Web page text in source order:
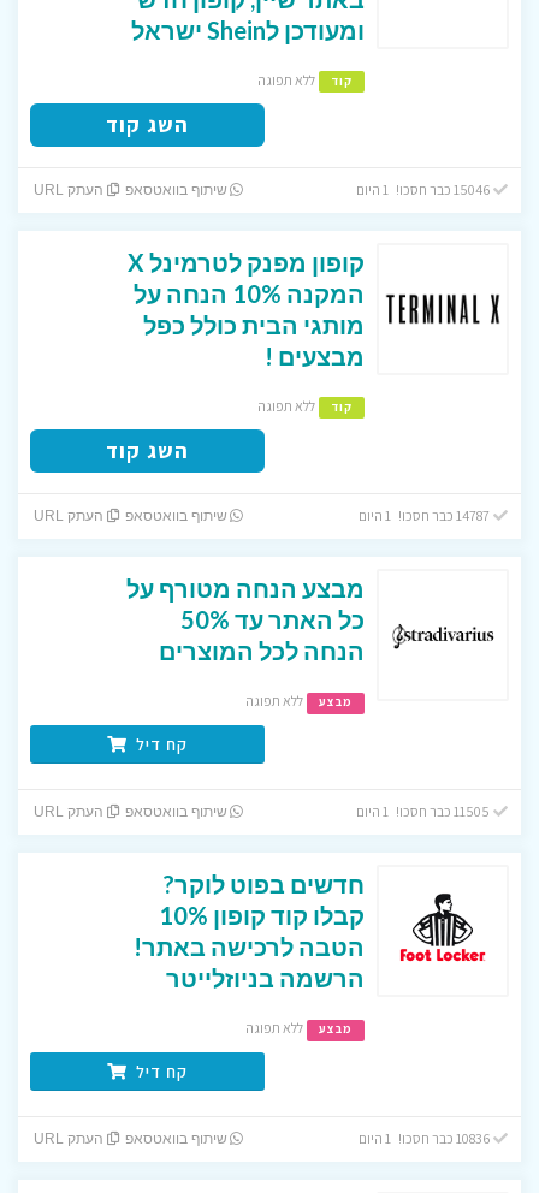
ומעודכן לShein ישראל
קוד ללא תפוגה
השג קוד
15046 כבר חסכו! 1 היום שיתוף בוואטסאפ העתק URL
קופון מפנק לטרמינל X
המקנה 10% הנחה על
מותגי הבית כולל כפל
מבצעים !
קוד ללא תפוגה
השג קוד
שיתוף בוואטסאפ העתק URL
מבצע הנחה מטורף על
כל האתר עד 50%
הנחה לכל המוצרים
מבצע ללא תפוגה
קח דיל
שיתוף בוואטסאפ העתק URL
חדשים בפוט לוקר?
קבלו קוד קופון 10%
הטבה לרכישה באתר!
הרשמה בניוזלייטר
מבצע ללא תפוגה
קח דיל
10836 כבר חסכו! 1 היום שיתוף בוואטסאפ העתק URL